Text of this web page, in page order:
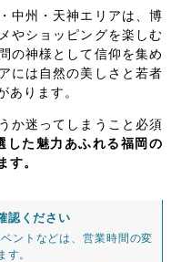
中州・天神エリアは、博
やショッピングを楽しむ
の神様として信仰を集め
には自然の美しさと若者
あります。
か迷ってしまうこと必須
た魅力あふれる福岡の
す。
認ください
ントなどは、営業時間の変
す。